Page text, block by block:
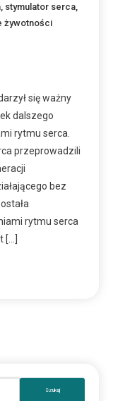
stymulator serca
żywotności
się ważny
dalszego
rytmu serca.
przeprowadzili
bez
rytmu serca